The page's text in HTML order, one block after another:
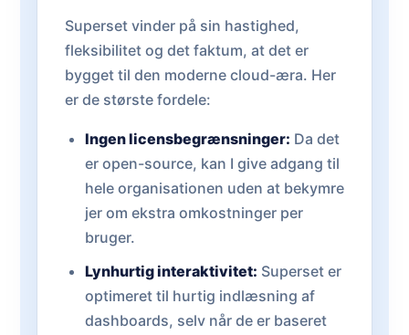
Superset vinder på sin hastighed,
fleksibilitet og det faktum, at det er
bygget til den moderne cloud-æra. Her
er de største fordele:
Ingen licensbegrænsninger: Da det
er open-source, kan I give adgang til
hele organisationen uden at bekymre
jer om ekstra omkostninger per
bruger.
Lynhurtig interaktivitet: Superset er
optimeret til hurtig indlæsning af
dashboards, selv når de er baseret